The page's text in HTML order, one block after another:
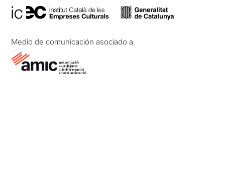
Medio de comunicación asociado a